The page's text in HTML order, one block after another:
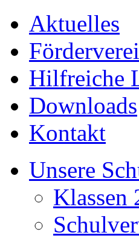
Aktuelles
Hilfreiche
Downloads
Kontakt
Unsere
Klassen